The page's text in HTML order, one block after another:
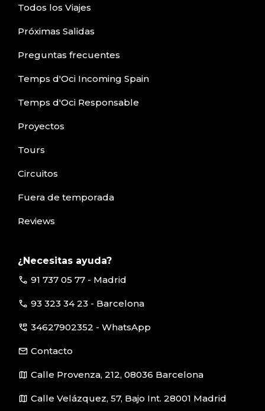
Todos los Viajes
Próximas Salidas
Preguntas frecuentes
Temps d'Oci Incoming Spain
Temps d'Oci Responsable
Proyectos
Tours
Circuitos
Fuera de temporada
Reviews
¿Necesitas ayuda?
call 91 737 05 77 - Madrid
call 93 323 34 23 - Barcelona
perm_phone_msg 34627902352 - WhatsApp
email Contacto
map Calle Provenza, 212, 08036 Barcelona
map Calle Velázquez, 57, Bajo Int. 28001 Madrid